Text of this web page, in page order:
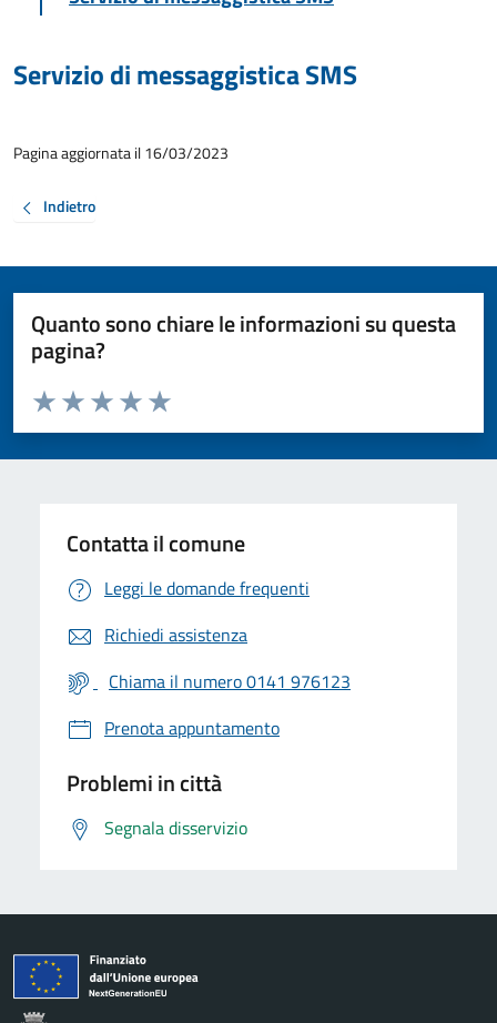
Servizio di messaggistica SMS
Pagina aggiornata il 16/03/2023
Indietro
Quanto sono chiare le informazioni su questa
pagina?
Valuta da 1 a 5 stelle la pagina
Valuta 5 stelle su 5
Valuta 4 stelle su 5
Valuta 3 stelle su 5
Valuta 2 stelle su 5
Valuta 1 stelle su 5
Contatta il comune
Leggi le domande frequenti
Richiedi assistenza
Chiama il numero 0141 976123
Prenota appuntamento
Problemi in città
Segnala disservizio